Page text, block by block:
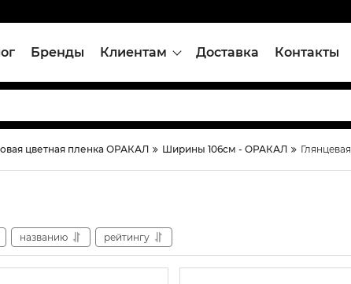
Бренды Клиентам Доставка Контакты
цветная пленка ОРАКАЛ Ширины 106см - ОРАКАЛ Глянцевая
названию рейтингу